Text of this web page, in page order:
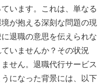
います。これは、単なる
が抱える深刻な問題の現
退職の意思を伝えられな
いませんか？その状況
せん。退職代行サービス
になった背景には、以下